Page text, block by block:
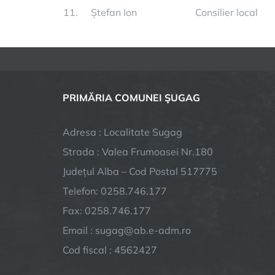
11. Ștefan Ion Consilier local
PRIMĂRIA COMUNEI ŞUGAG
Adresa : Localitate Sugag
Strada : Valea Frumoasei Nr.180
Județul Alba – Cod Postal 517775
Telefon: 0258.746.177
Fax: 0258.746.177
Email : sugag@ab.e-adm.ro
Cod fiscal : 4562427